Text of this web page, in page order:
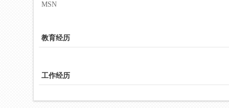
MSN
教育经历
工作经历